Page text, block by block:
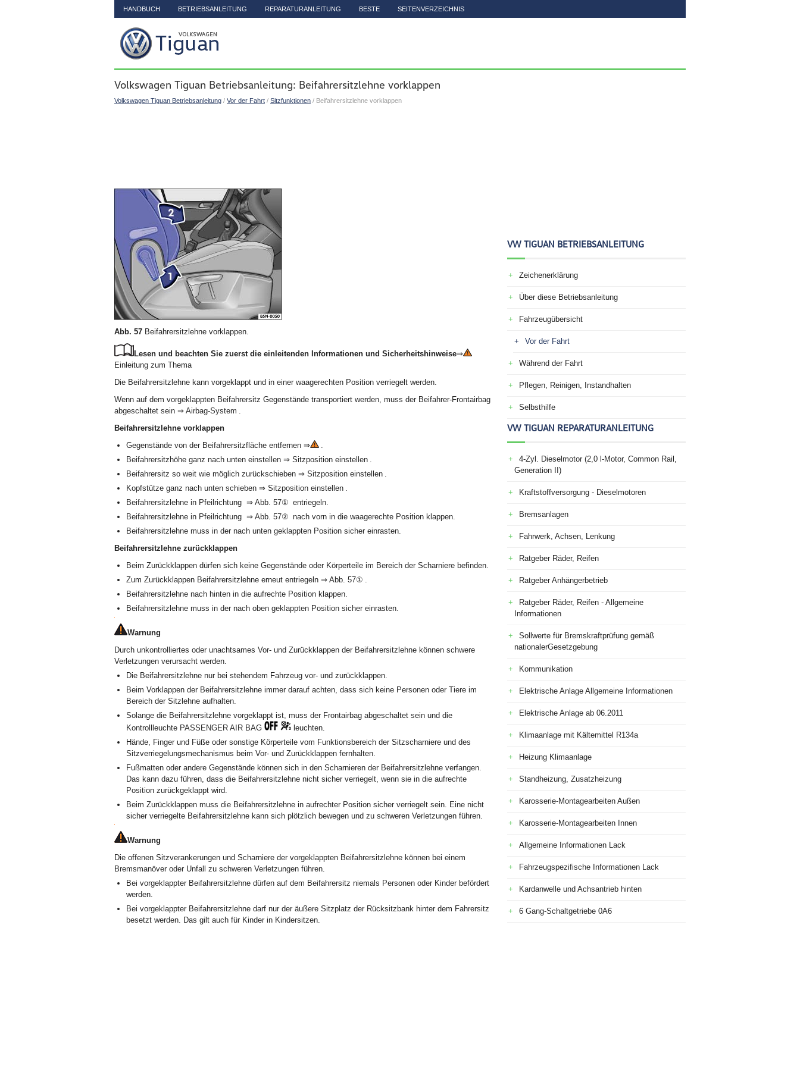
HANDBUCH BETRIEBSANLEITUNG REPARATURANLEITUNG BESTE SEITENVERZEICHNIS
Volkswagen Tiguan Betriebsanleitung: Beifahrersitzlehne vorklappen
Volkswagen Tiguan Betriebsanleitung / Vor der Fahrt / Sitzfunktionen / Beifahrersitzlehne vorklappen
Abb. 57 Beifahrersitzlehne vorklappen.
Lesen und beachten Sie zuerst die einleitenden Informationen und Sicherheitshinweise⇒
Einleitung zum Thema
Die Beifahrersitzlehne kann vorgeklappt und in einer waagerechten Position verriegelt werden.
Wenn auf dem vorgeklappten Beifahrersitz Gegenstände transportiert werden, muss der Beifahrer-Frontairbag
abgeschaltet sein ⇒ Airbag-System .
Beifahrersitzlehne vorklappen
Gegenstände von der Beifahrersitzfläche entfernen ⇒
.
Beifahrersitzhöhe ganz nach unten einstellen ⇒ Sitzposition einstellen .
Beifahrersitz so weit wie möglich zurückschieben ⇒ Sitzposition einstellen .
Kopfstütze ganz nach unten schieben ⇒ Sitzposition einstellen .
Beifahrersitzlehne in Pfeilrichtung ⇒ Abb. 57① entriegeln.
Beifahrersitzlehne in Pfeilrichtung ⇒ Abb. 57② nach vorn in die waagerechte Position klappen.
Beifahrersitzlehne muss in der nach unten geklappten Position sicher einrasten.
Beifahrersitzlehne zurückklappen
Beim Zurückklappen dürfen sich keine Gegenstände oder Körperteile im Bereich der Scharniere befinden.
Zum Zurückklappen Beifahrersitzlehne erneut entriegeln ⇒ Abb. 57① .
Beifahrersitzlehne nach hinten in die aufrechte Position klappen.
Beifahrersitzlehne muss in der nach oben geklappten Position sicher einrasten.
Warnung
Durch unkontrolliertes oder unachtsames Vor- und Zurückklappen der Beifahrersitzlehne können schwere
Verletzungen verursacht werden.
Die Beifahrersitzlehne nur bei stehendem Fahrzeug vor- und zurückklappen.
Beim Vorklappen der Beifahrersitzlehne immer darauf achten, dass sich keine Personen oder Tiere im
Bereich der Sitzlehne aufhalten.
Solange die Beifahrersitzlehne vorgeklappt ist, muss der Frontairbag abgeschaltet sein und die
Kontrollleuchte PASSENGER AIR BAG
leuchten.
Hände, Finger und Füße oder sonstige Körperteile vom Funktionsbereich der Sitzscharniere und des
Sitzverriegelungsmechanismus beim Vor- und Zurückklappen fernhalten.
Fußmatten oder andere Gegenstände können sich in den Scharnieren der Beifahrersitzlehne verfangen.
Das kann dazu führen, dass die Beifahrersitzlehne nicht sicher verriegelt, wenn sie in die aufrechte
Position zurückgeklappt wird.
Beim Zurückklappen muss die Beifahrersitzlehne in aufrechter Position sicher verriegelt sein. Eine nicht
sicher verriegelte Beifahrersitzlehne kann sich plötzlich bewegen und zu schweren Verletzungen führen.
Warnung
Die offenen Sitzverankerungen und Scharniere der vorgeklappten Beifahrersitzlehne können bei einem
Bremsmanöver oder Unfall zu schweren Verletzungen führen.
Bei vorgeklappter Beifahrersitzlehne dürfen auf dem Beifahrersitz niemals Personen oder Kinder befördert
werden.
Bei vorgeklappter Beifahrersitzlehne darf nur der äußere Sitzplatz der Rücksitzbank hinter dem Fahrersitz
besetzt werden. Das gilt auch für Kinder in Kindersitzen.
VW TIGUAN BETRIEBSANLEITUNG
Zeichenerklärung
Über diese Betriebsanleitung
Fahrzeugübersicht
Vor der Fahrt
Während der Fahrt
Pflegen, Reinigen, Instandhalten
Selbsthilfe
VW TIGUAN REPARATURANLEITUNG
4-Zyl. Dieselmotor (2,0 l-Motor, Common Rail,
Generation II)
Kraftstoffversorgung - Dieselmotoren
Bremsanlagen
Fahrwerk, Achsen, Lenkung
Ratgeber Räder, Reifen
Ratgeber Anhängerbetrieb
Ratgeber Räder, Reifen - Allgemeine
Informationen
Sollwerte für Bremskraftprüfung gemäß
nationalerGesetzgebung
Kommunikation
Elektrische Anlage Allgemeine Informationen
Elektrische Anlage ab 06.2011
Klimaanlage mit Kältemittel R134a
Heizung Klimaanlage
Standheizung, Zusatzheizung
Karosserie-Montagearbeiten Außen
Karosserie-Montagearbeiten Innen
Allgemeine Informationen Lack
Fahrzeugspezifische Informationen Lack
Kardanwelle und Achsantrieb hinten
6 Gang-Schaltgetriebe 0A6